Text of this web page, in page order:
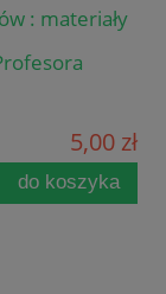
: materiały
5,00 zł
do koszyka